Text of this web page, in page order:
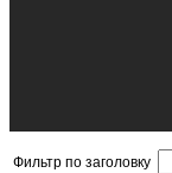
Фильтр по заголовку